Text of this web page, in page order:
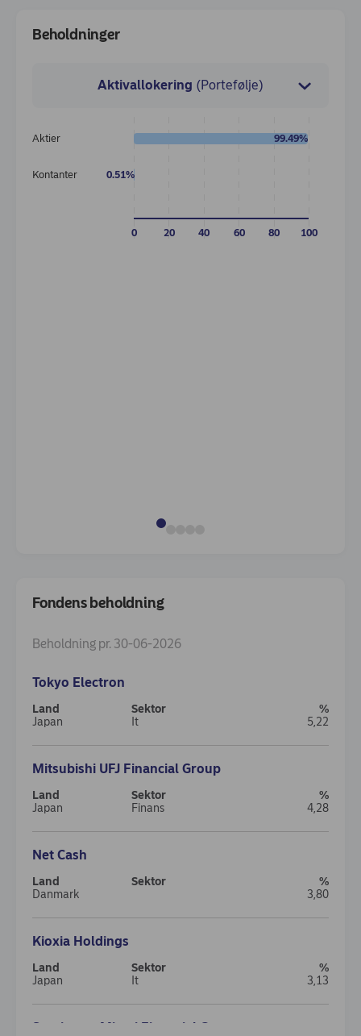
Beholdninger
Aktivallokering (Portefølje)
Aktier 99.49%
Kontanter 0.51%
0 20 40 60 80 100
Fondens beholdning
Beholdning pr. 30-06-2026
Tokyo Electron
Japan It 5,22
Mitsubishi UFJ Financial Group
Japan Finans 4,28
Net Cash
Danmark 3,80
Kioxia Holdings
Japan It 3,13
Sumitomo Mitsui Financial Group